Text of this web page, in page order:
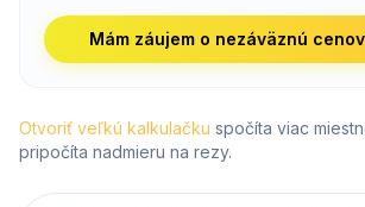
Mám záujem o nezáväznú
Otvoriť veľkú kalkulačku spočíta viac
pripočíta nadmieru na rezy.